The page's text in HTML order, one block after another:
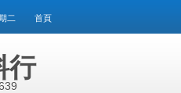
二 首頁
行